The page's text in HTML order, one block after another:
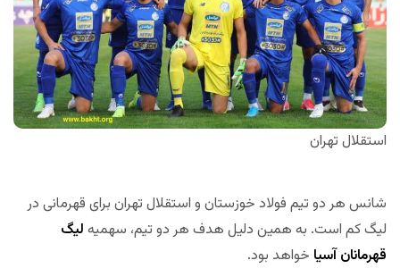
استقلال تهران
شانس هر دو تیم فولاد خوزستان و استقلال تهران برای قهرمانی در
لیگ کم است. به همین دلیل هدف هر دو تیم، سهمیه لیگ
قهرمانان آسیا خواهد بود.